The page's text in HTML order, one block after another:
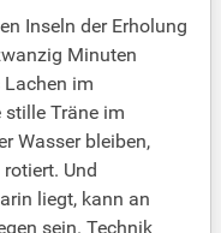
Inseln der Erholung
Minuten
im
stille Träne im
Wasser bleiben,
Und
liegt, kann an
sein. Technik